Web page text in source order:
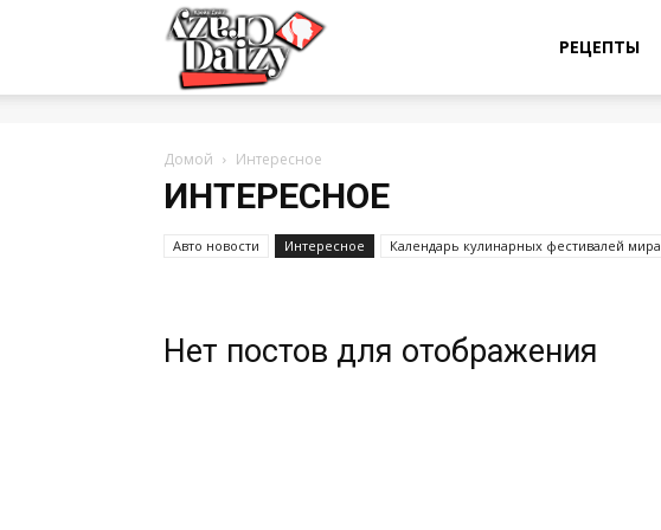
—
РЕЦЕПТЫ
Домой Интересное
ИНТЕРЕСНОЕ
Авто новости Интересное Календарь кулинарных фестивалей мира
Нет постов для отображения